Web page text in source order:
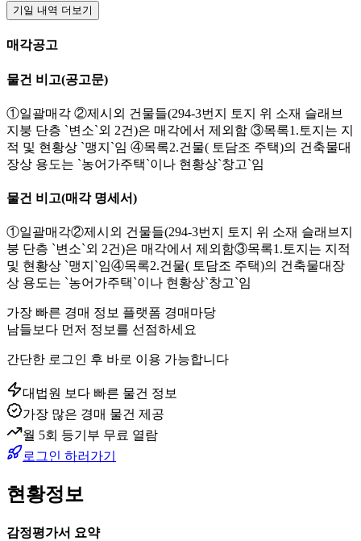
기일 내역 더보기
매각공고
물건 비고(공고문)
①일괄매각 ②제시외 건물들(294-3번지 토지 위 소재 슬래브
지붕 단층 `변소`외 2건)은 매각에서 제외함 ③목록1.토지는 지
적 및 현황상 `맹지`임 ④목록2.건물( 토담조 주택)의 건축물대
장상 용도는 `농어가주택`이나 현황상`창고`임
물건 비고(매각 명세서)
①일괄매각②제시외 건물들(294-3번지 토지 위 소재 슬래브지
붕 단층 `변소`외 2건)은 매각에서 제외함③목록1.토지는 지적
및 현황상 `맹지`임④목록2.건물( 토담조 주택)의 건축물대장
상 용도는 `농어가주택`이나 현황상`창고`임
가장 빠른 경매 정보 플랫폼 경매마당
남들보다 먼저 정보를 선점하세요
간단한 로그인 후 바로 이용 가능합니다
대법원 보다 빠른 물건 정보
가장 많은 경매 물건 제공
월 5회 등기부 무료 열람
로그인 하러가기
현황정보
감정평가서 요약